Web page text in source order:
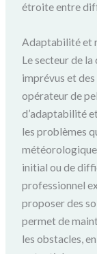
étroite entre
Adaptabilité et
Le secteur de
imprévus et
opérateur de
d’adaptabilité
les problèmes
initial ou de
professionnel
proposer des
permet de
les obstacles,